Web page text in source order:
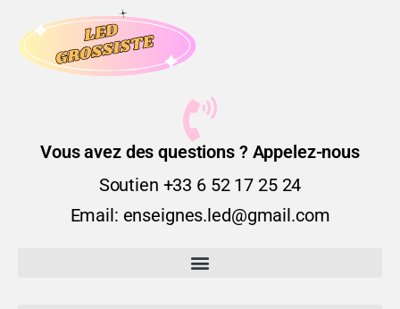
Vous avez des questions ? Appelez-nous
Soutien +33 6 52 17 25 24
Email: enseignes.led@gmail.com